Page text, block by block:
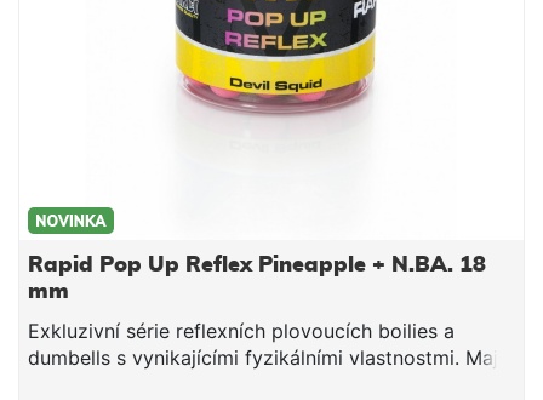
Rapid Pop Up Reflex Pineapple + N.BA. 18
mm
Exkluzivní série reflexních plovoucích boilies a
dumbells s vynikajícími fyzikálními vlastnostmi. Mají